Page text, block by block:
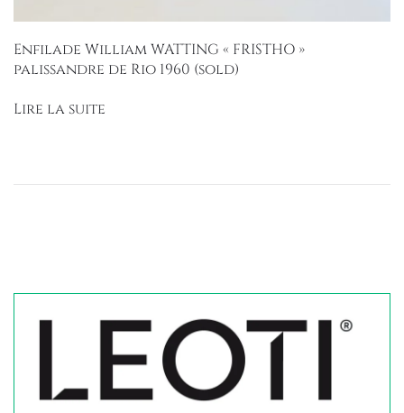
Enfilade William WATTING « FRISTHO »
palissandre de Rio 1960 (sold)
Lire la suite